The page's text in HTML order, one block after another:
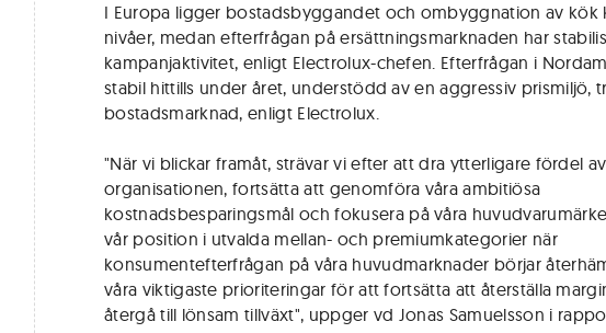
I Europa ligger bostadsbyggandet och ombyggnation av kök
nivåer, medan efterfrågan på ersättningsmarknaden har
kampanjaktivitet, enligt Electrolux-chefen. Efterfrågan i
stabil hittills under året, understödd av en aggressiv prismiljö,
bostadsmarknad, enligt Electrolux.
"När vi blickar framåt, strävar vi efter att dra ytterligare fördel
organisationen, fortsätta att genomföra våra ambitiösa
kostnadsbesparingsmål och fokusera på våra
vår position i utvalda mellan- och premiumkategorier när
konsumentefterfrågan på våra huvudmarknader börjar
våra viktigaste prioriteringar för att fortsätta att återställa
återgå till lönsam tillväxt", uppger vd Jonas Samuelsson i